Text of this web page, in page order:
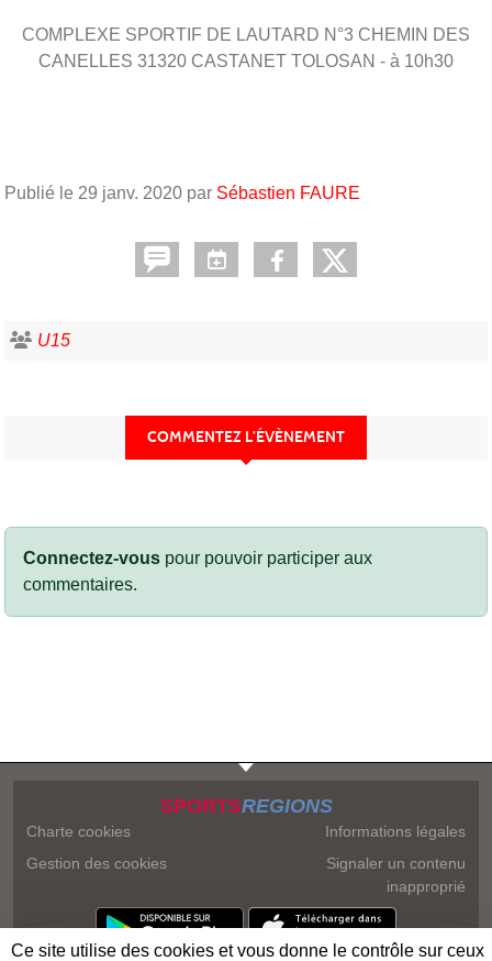
COMPLEXE SPORTIF DE LAUTARD N°3 CHEMIN DES
CANELLES 31320 CASTANET TOLOSAN - à 10h30
Publié le 29 janv. 2020 par Sébastien FAURE
U15
COMMENTEZ L’ÉVÈNEMENT
Connectez-vous pour pouvoir participer aux
commentaires.
SPORTSREGIONS
Charte cookies
Gestion des cookies
Informations légales
Signaler un contenu
inapproprié
Ce site utilise des cookies et vous donne le contrôle sur ceux